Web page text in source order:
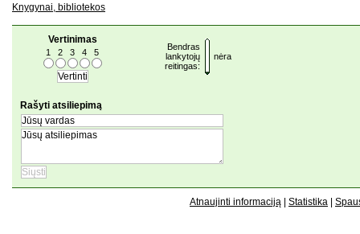
Knygynai, bibliotekos
Vertinimas
1 2 3 4 5
Bendras
lankytojų
reitingas:
nėra
Rašyti atsiliepimą
Atnaujinti informaciją Statistika